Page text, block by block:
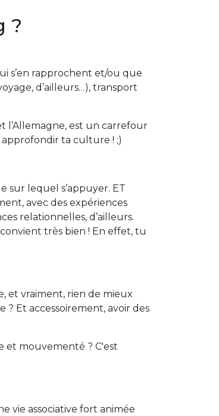
?
s’en rapprochent et/ou que
d’ailleurs…), transport
l’Allemagne, est un carrefour
ta culture ! ;)
sur lequel s’appuyer. ET
avec des expériences
relationnelles, d’ailleurs.
très bien ! En effet, tu
et vraiment, rien de mieux
Et accessoirement, avoir des
et mouvementé ? C'est
vie associative fort animée